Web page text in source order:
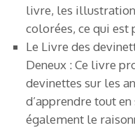
livre, les
colorées, ce qui
Le Livre des
Deneux : Ce livre
devinettes sur les
d’apprendre tout
également le